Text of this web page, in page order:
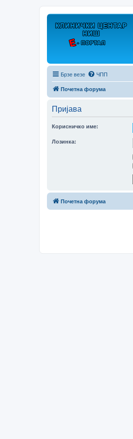
Брзе везе ЧПП
Почетна форума
Пријава
Корисничко име:
Лозинка:
Почетна форума